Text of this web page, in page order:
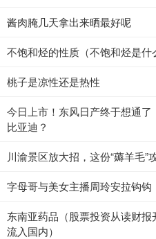
酱肉腌几天拿出来晒最好呢
不饱和烃的性质（不饱和烃是什
桃子是凉性还是热性
今日上市！东风日产终于想通
比亚迪？
川渝景区放大招，这份“薅羊毛
字母哥与美女主播周玲安拉钩
东南亚药品（股票投资从读财
流入国内）